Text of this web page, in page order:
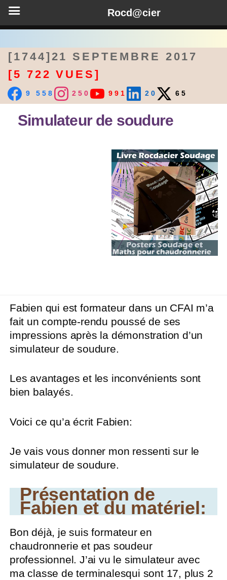
[1744]21 SEPTEMBRE 2017
[5 722 VUES]
9 558 250 991 20 65
Simulateur de soudure
Fabien qui est formateur dans un CFAI m’a
fait un compte-rendu poussé de ses
impressions après la démonstration d’un
simulateur de soudure.
Les avantages et les inconvénients sont
bien balayés.
Voici ce qu’a écrit Fabien:
Je vais vous donner mon ressenti sur le
simulateur de soudure.
Présentation de
Fabien et du matériel:
Bon déjà, je suis formateur en
chaudronnerie et pas soudeur
professionnel. J’ai vu le simulateur avec
ma classe de terminalesqui sont 17, plus 2
Rocd@cier